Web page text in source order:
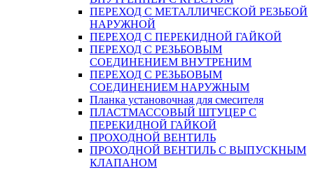
ПЕРЕХОД С МЕТАЛЛИЧЕСКОЙ РЕЗЬБОЙ
НАРУЖНОЙ
ПЕРЕХОД С ПЕРЕКИДНОЙ ГАЙКОЙ
ПЕРЕХОД С РЕЗЬБОВЫМ
СОЕДИНЕНИЕМ ВНУТРЕНИМ
ПЕРЕХОД С РЕЗЬБОВЫМ
СОЕДИНЕНИЕМ НАРУЖНЫМ
Планка установочная для смесителя
ПЛАСТМАССОВЫЙ ШТУЦЕР С
ПЕРЕКИДНОЙ ГАЙКОЙ
ПРОХОДНОЙ ВЕНТИЛЬ
ПРОХОДНОЙ ВЕНТИЛЬ С ВЫПУСКНЫМ
КЛАПАНОМ